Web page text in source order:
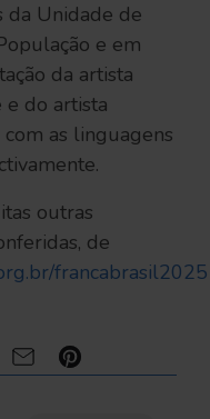
da Unidade de
e em
da artista
do artista
as linguagens
outras
de
francabrasil2025